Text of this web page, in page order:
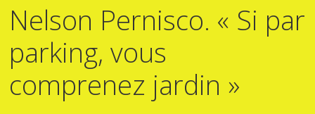
Nelson Pernisco. « Si par
parking, vous
comprenez jardin »